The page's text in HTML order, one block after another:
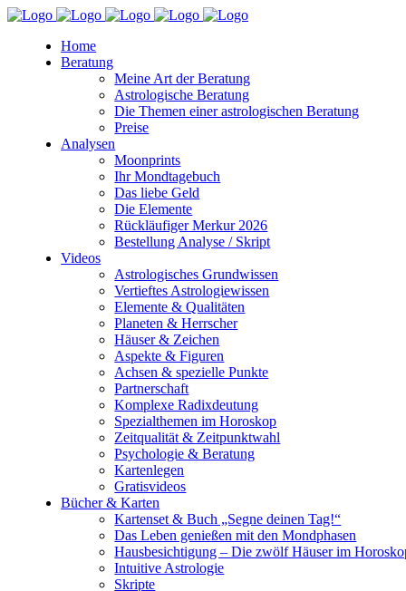
Home
Beratung
Meine Art der Beratung
Astrologische Beratung
Die Themen einer astrologischen Beratung
Preise
Analysen
Moonprints
Ihr Mondtagebuch
Das liebe Geld
Die Elemente
Rückläufiger Merkur 2026
Bestellung Analyse / Skript
Videos
Astrologisches Grundwissen
Vertieftes Astrologiewissen
Elemente & Qualitäten
Planeten & Herrscher
Häuser & Zeichen
Aspekte & Figuren
Achsen & spezielle Punkte
Partnerschaft
Komplexe Radixdeutung
Spezialthemen im Horoskop
Zeitqualität & Zeitpunktwahl
Psychologie & Beratung
Kartenlegen
Gratisvideos
Bücher & Karten
Kartenset & Buch „Segne deinen Tag!“
Das Leben genießen mit den Mondphasen
Hausbesichtigung – Die zwölf Häuser im
Intuitive Astrologie
Skripte